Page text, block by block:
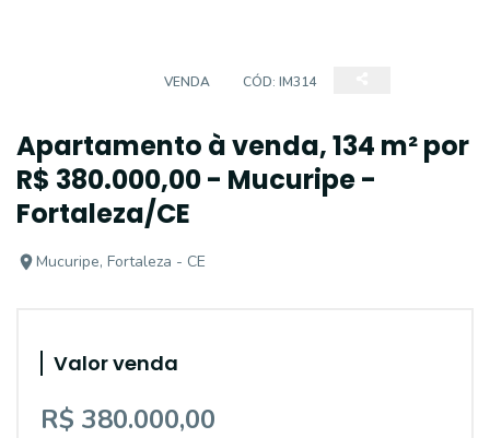
VENDA CÓD: IM314
Apartamento à venda, 134 m² por
R$ 380.000,00 - Mucuripe -
Fortaleza/CE
Mucuripe, Fortaleza - CE
Valor venda
R$ 380.000,00